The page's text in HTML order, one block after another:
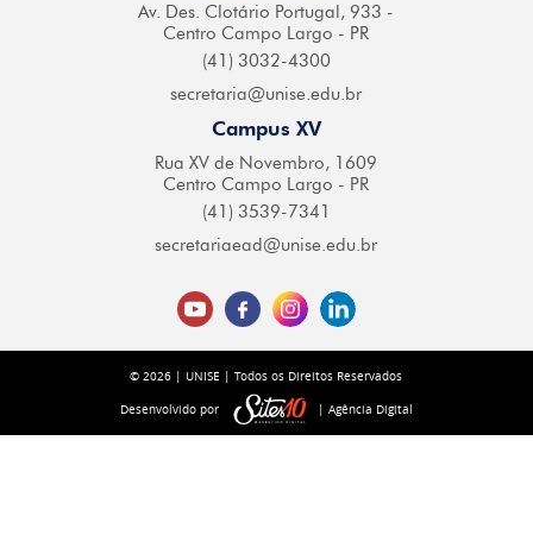
Av. Des. Clotário Portugal, 933 -
Centro Campo Largo - PR
(41) 3032-4300
secretaria@unise.edu.br
Campus XV
Rua XV de Novembro, 1609
Centro Campo Largo - PR
(41) 3539-7341
secretariaead@unise.edu.br
© 2026 | UNISE | Todos os Direitos Reservados
Desenvolvido por | Agência Digital